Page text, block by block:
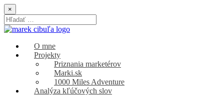
Skip
to
content
×
Search
for:
Marek Cibuľa
marketing | SEO | webová analytika
O mne
Projekty
Priznania marketérov
Marki.sk
1000 Miles Adventure
Analýza kľúčových slov